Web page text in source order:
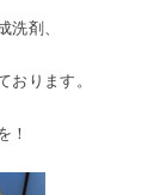
洗剤、
おります。
！